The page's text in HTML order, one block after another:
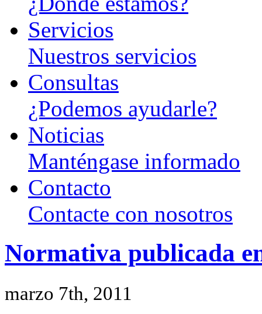
Servicios
Nuestros servicios
Consultas
¿Podemos ayudarle?
Noticias
Manténgase informado
Contacto
Contacte con nosotros
Normativa publicada
marzo 7th, 2011